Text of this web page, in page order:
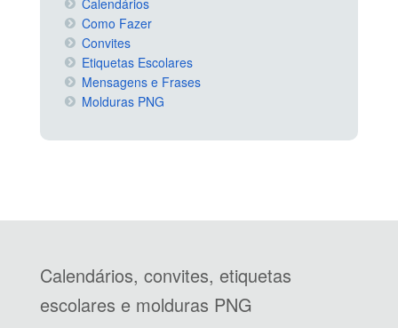
Como Fazer
Convites
Etiquetas Escolares
Mensagens e Frases
Molduras PNG
Calendários, convites, etiquetas
escolares e molduras PNG